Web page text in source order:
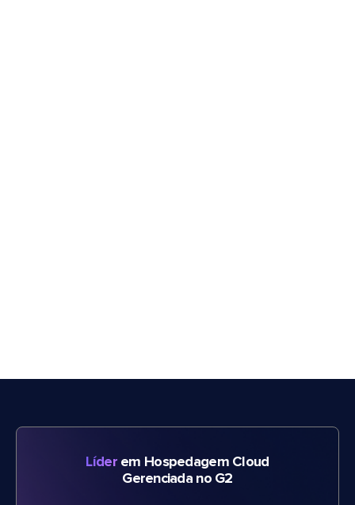
Líderem Hospedagem Cloud
Gerenciada no G2